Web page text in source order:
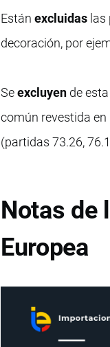
Estánexcluidas
decoración, por
Seexcluyen de
común revestida
(partidas 73.26,
Notas de
Europea